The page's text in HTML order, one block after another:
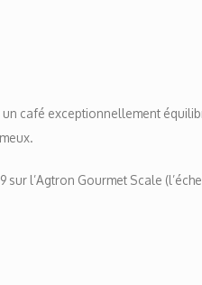
café exceptionnellement
l’Agtron Gourmet Scale